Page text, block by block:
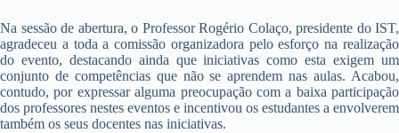
Na sessão de abertura, o Professor Rogério Colaço, presidente do IST,
agradeceu a toda a comissão organizadora pelo esforço na realização
do evento, destacando ainda que iniciativas como esta exigem um
conjunto de competências que não se aprendem nas aulas. Acabou,
contudo, por expressar alguma preocupação com a baixa participação
dos professores nestes eventos e incentivou os estudantes a envolverem
também os seus docentes nas iniciativas.